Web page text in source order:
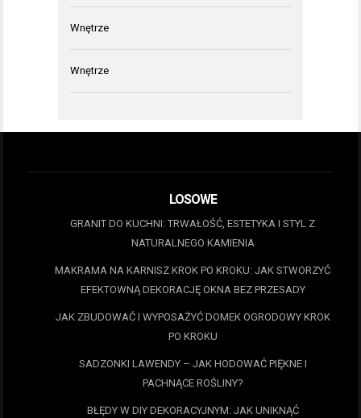
Wnętrze
Wnętrze
LOSOWE
GRANIT DO KUCHNI: TRWAŁOŚĆ, ESTETYKA I STYL Z
NATURALNEGO KAMIENIA
MAKRAMA NA KARNISZ KROK PO KROKU: JAK STWORZYĆ
EFEKTOWNĄ DEKORACJĘ OKNA BEZ PRZESADY
JAK ZBUDOWAĆ I WYPOSAŻYĆ DOMEK OGRODOWY KROK
PO KROKU
SADZONKI LAWENDY – JAK HODOWAĆ PIĘKNE I
PACHNĄCE ROŚLINY?
BŁĘDY W DIY DEKORACYJNYM: JAK UNIKNĄĆ